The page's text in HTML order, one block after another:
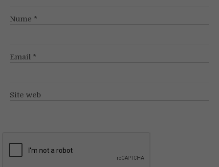
Nume *
Email *
Site web